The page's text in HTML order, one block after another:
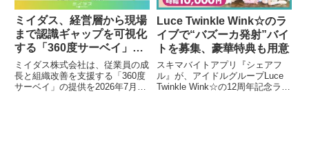
ミイダス、経営層から現場
まで認識ギャップを可視化
する「360度サーベイ」を
提供開始
ミイダス株式会社は、従業員の成
長と組織改善を支援する「360度
サーベイ」の提供を2026年7月6
Luce Twinkle Wink☆のラ
イブで“バズーカ発射”バイ
トを募集、豪華特典も用意
スキマバイトアプリ『シェアフ
ル』が、アイドルグループLuce
Twinkle Wink☆の12周年記念ライ